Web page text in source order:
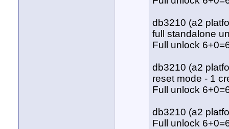
db3210 (a2
full standalone
Full unlock
db3210 (a2
reset mode - 1
Full unlock
db3210 (a2
Full unlock